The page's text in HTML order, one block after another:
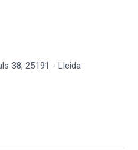
38, 25191 - Lleida